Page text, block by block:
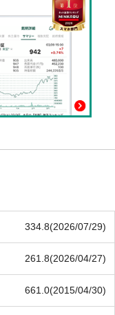
334.8(2026/07/29)
261.8(2026/04/27)
661.0(2015/04/30)